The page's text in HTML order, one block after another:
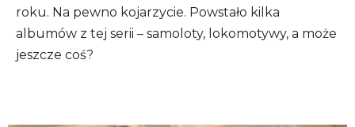
roku. Na pewno kojarzycie. Powstało kilka
albumów z tej serii – samoloty, lokomotywy, a może
jeszcze coś?